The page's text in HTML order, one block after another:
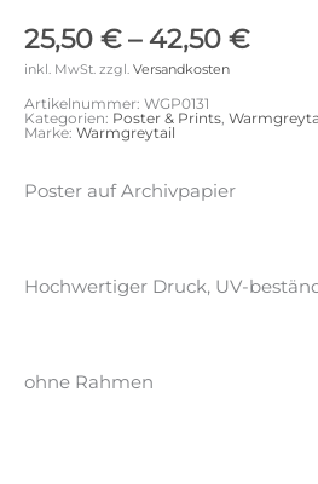
25,50 €– 42,50 €
inkl. MwSt. zzgl. Versandkosten
Artikelnummer: WGP0131
Kategorien: Poster & Prints
Marke: Warmgreytail
Poster auf Archivpapier
Hochwertiger Druck, UV-
ohne Rahmen